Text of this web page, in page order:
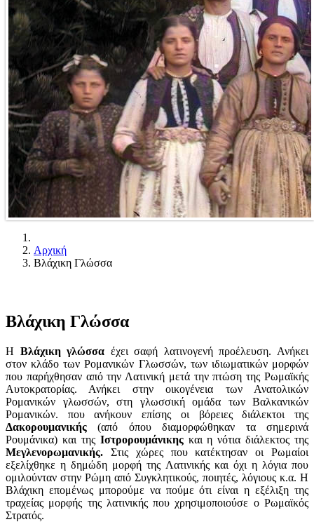
Αρχική
Βλάχικη Γλώσσα
Βλάχικη Γλώσσα
Η Βλάχικη γλώσσα έχει σαφή λατινογενή προέλευση. Ανήκει
στον κλάδο των Ρομανικών Γλωσσών, των ιδιωματικών μορφών
που παρήχθησαν από την Λατινική μετά την πτώση της Ρωμαϊκής
Αυτοκρατορίας. Ανήκει στην οικογένεια των Ανατολικών
Ρομανικών γλωσσών, στη γλωσσική ομάδα των Βαλκανικών
Ρομανικών. που ανήκουν επίσης οι βόρειες διάλεκτοι της
Δακορουμανικής (από όπου διαμορφώθηκαν τα σημερινά
Ρουμάνικα) και της Ιστρορουμάνικηςκαι η νότια διάλεκτος της
Μεγλενορωμανικής. Στις χώρες που κατέκτησαν οι Ρωμαίοι
εξελίχθηκε η δημώδη μορφή της Λατινικής και όχι η λόγια που
ομιλούνταν στην Ρώμη από Συγκλητικούς, ποιητές, λόγιους κ.α. Η
Βλάχικη επομένως μπορούμε να πούμε ότι είναι η εξέλιξη της
τραχείας μορφής της λατινικής που χρησιμοποιούσε ο Ρωμαϊκός
Στρατός.